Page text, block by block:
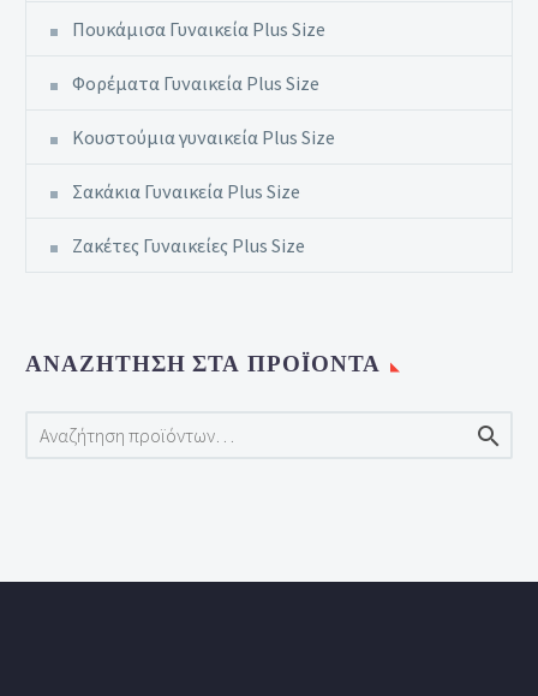
Πουκάμισα Γυναικεία Plus Size
Φορέματα Γυναικεία Plus Size
Κουστούμια γυναικεία Plus Size
Σακάκια Γυναικεία Plus Size
Ζακέτες Γυναικείες Plus Size
ΑΝΑΖΉΤΗΣΗ ΣΤΑ ΠΡΟΪΌΝΤΑ
